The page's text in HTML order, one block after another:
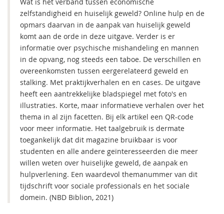
zelfstandigheid en huiselijk geweld? Online hulp en de
opmars daarvan in de aanpak van huiselijk geweld
komt aan de orde in deze uitgave. Verder is er
informatie over psychische mishandeling en mannen
in de opvang, nog steeds een taboe. De verschillen en
overeenkomsten tussen eergerelateerd geweld en
stalking. Met praktijkverhalen en en cases. De uitgave
heeft een aantrekkelijke bladspiegel met foto's en
illustraties. Korte, maar informatieve verhalen over het
thema in al zijn facetten. Bij elk artikel een QR-code
voor meer informatie. Het taalgebruik is dermate
toegankelijk dat dit magazine bruikbaar is voor
studenten en alle andere geïnteresseerden die meer
willen weten over huiselijke geweld, de aanpak en
hulpverlening. Een waardevol themanummer van dit
tijdschrift voor sociale professionals en het sociale
domein. (NBD Biblion, 2021)